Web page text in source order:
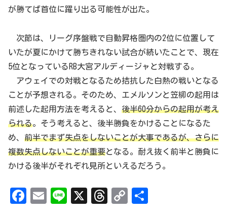
が勝てば首位に躍り出る可能性が出た。
次節は、リーグ序盤戦で自動昇格圏内の2位に位置して
いたが夏にかけて勝ちきれない試合が続いたことで、現在
5位となっているRB大宮アルディージャと対戦する。
アウェイでの対戦となるため拮抗した白熱の戦いとなる
ことが予想される。そのため、エメルソンと笠柳の起用は
前述した起用方法を考えると、 後半60分からの起用が考え
られる。そう考えると、後半勝負をかけることになるた
め、 前半でまず失点をしないことが大事であるが、さらに
複数失点しないことが重要となる。耐え抜く前半と勝負に
かける後半がそれぞれ見所といえるだろう。
Fa
Em
Li
X
Th
Co